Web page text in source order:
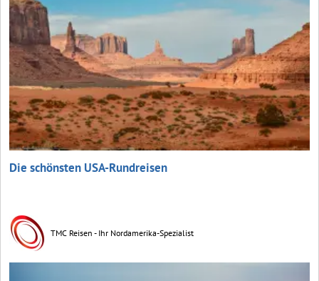
Die schönsten USA-Rundreisen
TMC Reisen - Ihr Nordamerika-Spezialist